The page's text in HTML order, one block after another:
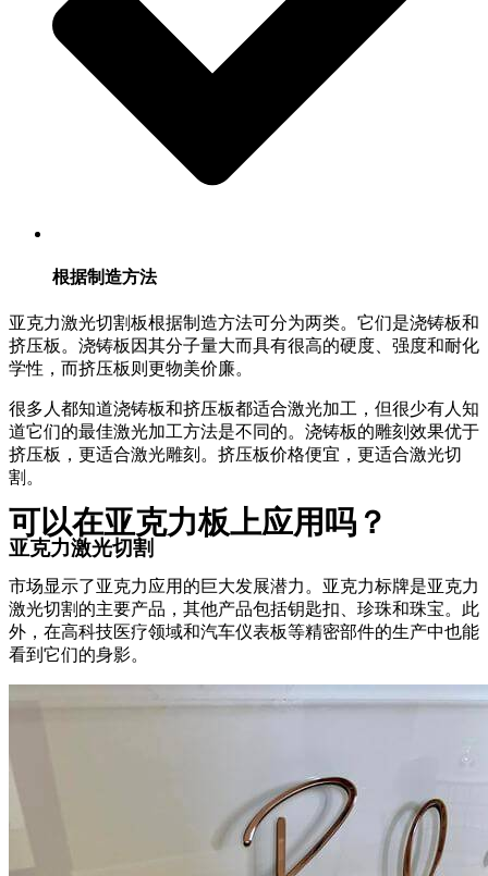
根据制造方法
亚克力激光切割板根据制造方法可分为两类。它们是浇铸板和
挤压板。浇铸板因其分子量大而具有很高的硬度、强度和耐化
学性，而挤压板则更物美价廉。
很多人都知道浇铸板和挤压板都适合激光加工，但很少有人知
道它们的最佳激光加工方法是不同的。浇铸板的雕刻效果优于
挤压板，更适合激光雕刻。挤压板价格便宜，更适合激光切
割。
可以在亚克力板上应用吗？
亚克力激光切割
市场显示了亚克力应用的巨大发展潜力。亚克力标牌是亚克力
激光切割的主要产品，其他产品包括钥匙扣、珍珠和珠宝。此
外，在高科技医疗领域和汽车仪表板等精密部件的生产中也能
看到它们的身影。